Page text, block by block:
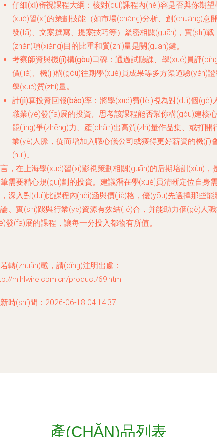
仔細(xì)審視課程大綱 ：核對(duì)課程內(nèi)容是否與你期望
(xué)習(xí)的策劃技能（如市場(chǎng)分析、創(chuàng)意
發(fā)、文案撰寫、提案技巧等）緊密相關(guān)，實(shí)戰
(zhàn)項(xiàng)目的比重和質(zhì)量是關(guān)鍵。
考察師資與機(jī)構(gòu)口碑 ：通過試聽課、學(xué)員評
價(jià)、機(jī)構(gòu)往期學(xué)員成果等多方渠道驗(yàn)
學(xué)質(zhì)量。
計(jì)算投資回報(bào)率 ：將學(xué)費(fèi)視為對(duì)個(gè)
職業(yè)發(fā)展的投資。思考該課程能否幫你構(gòu)建核心
競(jìng)爭(zhēng)力、產(chǎn)出高質(zhì)量作品集、或打開
業(yè)人脈，從而增加入職心儀公司或獲得更好薪資的機(jī)
(huì)。
，在上海學(xué)習(xí)影視策劃相關(guān)的后期培訓(xùn)，
需要精心規(guī)劃的投資。建議潛在學(xué)員清晰定位自身
深入對(duì)比課程內(nèi)涵與價(jià)格，優(yōu)先選擇那些能
、實(shí)踐與行業(yè)資源有效結(jié)合，并能助力個(gè)人
發(fā)展的課程，讓每一分投入都物有所值。
轉(zhuǎn)載，請(qǐng)注明出處：
m.hlwire.com.cn/product/69.html
時(shí)間：2026-06-18 04:14:37
產(CHǍN)品列表